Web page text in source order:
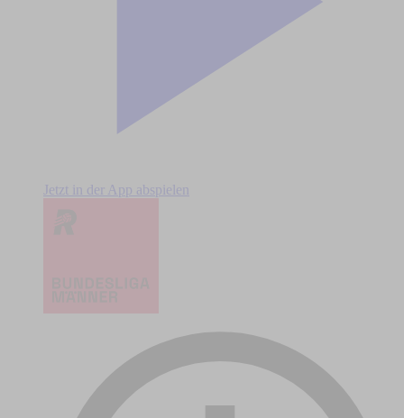
Jetzt in der App abspielen